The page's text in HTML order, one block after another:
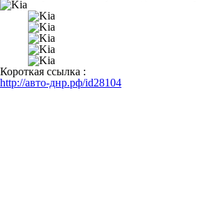
Короткая ссылка :
http://авто-днр.рф/id28104